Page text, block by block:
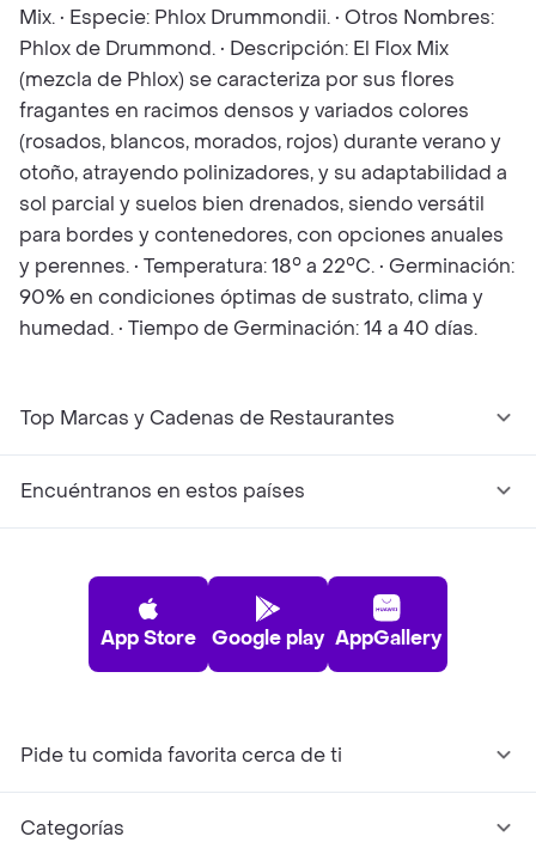
Mix. • Especie: Phlox Drummondii. • Otros Nombres:
Phlox de Drummond. • Descripción: El Flox Mix
(mezcla de Phlox) se caracteriza por sus flores
fragantes en racimos densos y variados colores
(rosados, blancos, morados, rojos) durante verano y
otoño, atrayendo polinizadores, y su adaptabilidad a
sol parcial y suelos bien drenados, siendo versátil
para bordes y contenedores, con opciones anuales
y perennes. • Temperatura: 18° a 22°C. • Germinación:
90% en condiciones óptimas de sustrato, clima y
humedad. • Tiempo de Germinación: 14 a 40 días.
Top Marcas y Cadenas de Restaurantes
Encuéntranos en estos países
App Store Google play AppGallery
Pide tu comida favorita cerca de ti
Categorías